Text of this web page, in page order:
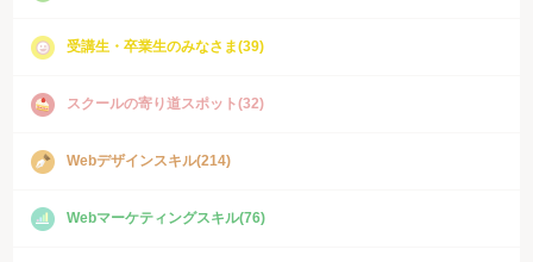
受講生・卒業生のみなさま(39)
スクールの寄り道スポット(32)
Webデザインスキル(214)
Webマーケティングスキル(76)